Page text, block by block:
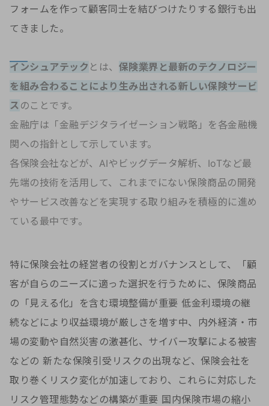
フォームを作って顧客同士を結びつけたりする銀行も出
てきました。
インシュアテック とは、 保険業界と最新のテクノロジー
を組み合わることにより生み出される新しい保険サービ
ス のことです。
金融庁は「金融デジタライゼーション戦略」を各金融機
関への指針として示しています。
各保険会社などが、AIやビッグデータ解析、IoTなど最
先端の技術を活用して、これまでにない保険商品の開発
やサービス改善などを実現する取り組みを積極的に進め
ている最中です。
特に保険会社の経営者の役割とガバナンスとして、「顧
客が自らのニーズに適った選択を行うために、保険商品
の「見える化」を含む環境整備が重要 低金利環境の継
続などにより収益環境が厳しさを増す中、内外経済・市
場の変動や自然災害の激甚化、サイバー攻撃による被害
などの 新たな保険引受リスクの出現など、保険会社を
取り巻くリスク変化が加速しており、これらに対応した
リスク管理態勢などの構築が重要 国内保険市場の縮小